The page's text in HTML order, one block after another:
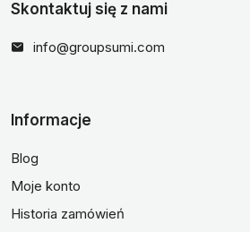
Skontaktuj się z nami
info@groupsumi.com
Informacje
Blog
Moje konto
Historia zamówień